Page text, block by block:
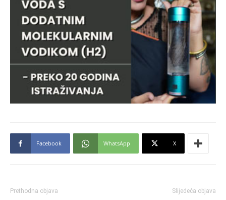
Facebook WhatsApp X
Prethodna objava Slijedeća objava